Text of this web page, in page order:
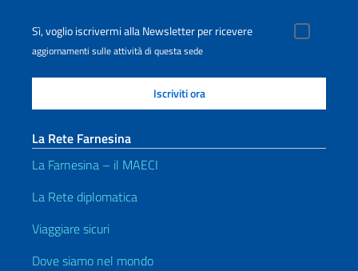
Sì, voglio iscrivermi alla Newsletter per ricevere
aggiornamenti sulle attività di questa sede
La Rete Farnesina
La Farnesina – il MAECI
La Rete diplomatica
Viaggiare sicuri
Dove siamo nel mondo